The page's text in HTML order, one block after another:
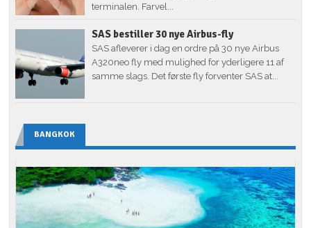
terminalen. Farvel...
SAS bestiller 30 nye Airbus-fly
SAS afleverer i dag en ordre på 30 nye Airbus
A320neo fly med mulighed for yderligere 11 af
samme slags. Det første fly forventer SAS at...
BANGKOK